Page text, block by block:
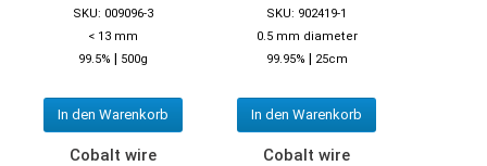
SKU: 009096-3
< 13 mm
99.5% | 500g
In den Warenkorb
SKU: 902419-1
0.5 mm diameter
99.95% | 25cm
In den Warenkorb
Cobalt wire Cobalt wire